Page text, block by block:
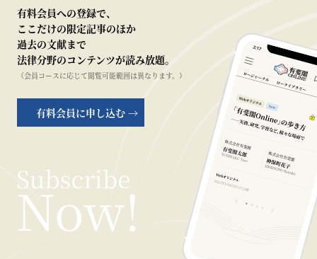
有料会員への登録で、
ここだけの限定記事のほか
過去の文献まで
法律分野のコンテンツが読み放題。
（会員コースに応じて閲覧可能範囲は異なります。）
有料会員に申し込む →